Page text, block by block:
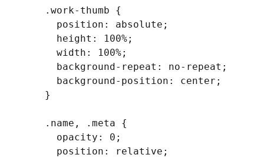
.work-thumb
{
position : absolute ;
height : 100%;
width : 100%;
background-repeat : no-repeat ;
background-position : center ;
}
.name, .meta
{
opacity : 0 ;
position : relative ;